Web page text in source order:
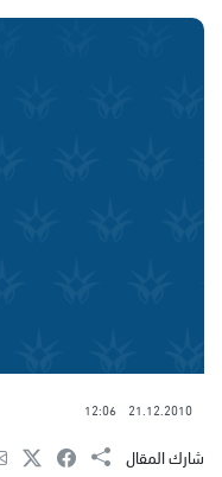
21.12.2010
12:06
شارك المقال